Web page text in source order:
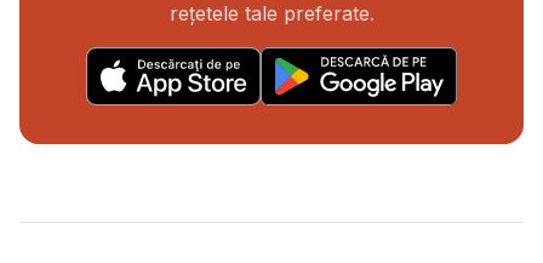
rețetele tale preferate.